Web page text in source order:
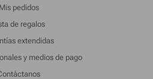
Mis pedidos
de regalos
extendidas
y medios de pago